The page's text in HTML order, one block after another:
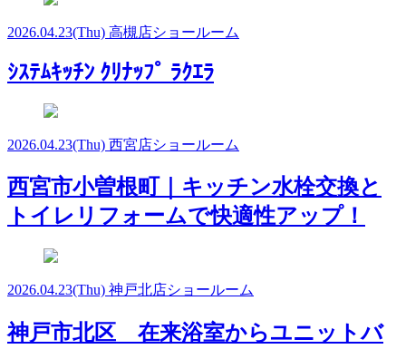
2026.04.23(Thu) 高槻店ショールーム
ｼｽﾃﾑｷｯﾁﾝ ｸﾘﾅｯﾌﾟ ﾗｸｴﾗ
2026.04.23(Thu) 西宮店ショールーム
西宮市小曽根町｜キッチン水栓交換と
トイレリフォームで快適性アップ！
2026.04.23(Thu) 神戸北店ショールーム
神戸市北区 在来浴室からユニットバ